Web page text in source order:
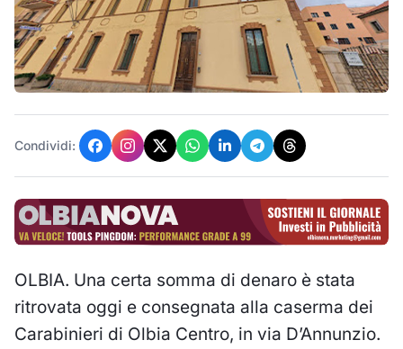
Condividi:
OLBIA. Una certa somma di denaro è stata
ritrovata oggi e consegnata alla caserma dei
Carabinieri di Olbia Centro, in via D’Annunzio.